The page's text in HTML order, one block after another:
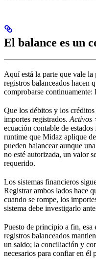
El balance es un
Aquí está la parte que vale
registros balanceados hacen
comprobarse
Que los débitos y los
importes registrados. Activos
ecuación contable de
runtime que Midaz aplique
pueden balancear aunque
no esté autorizada, un valor
requerido.
Los sistemas financieros
Registrar ambos lados hace
cuando se rompe, los
sistema debe investigarlo
Puesto de principio a fin,
registros balanceados
un saldo; la conciliación y
necesarios para confiar en él